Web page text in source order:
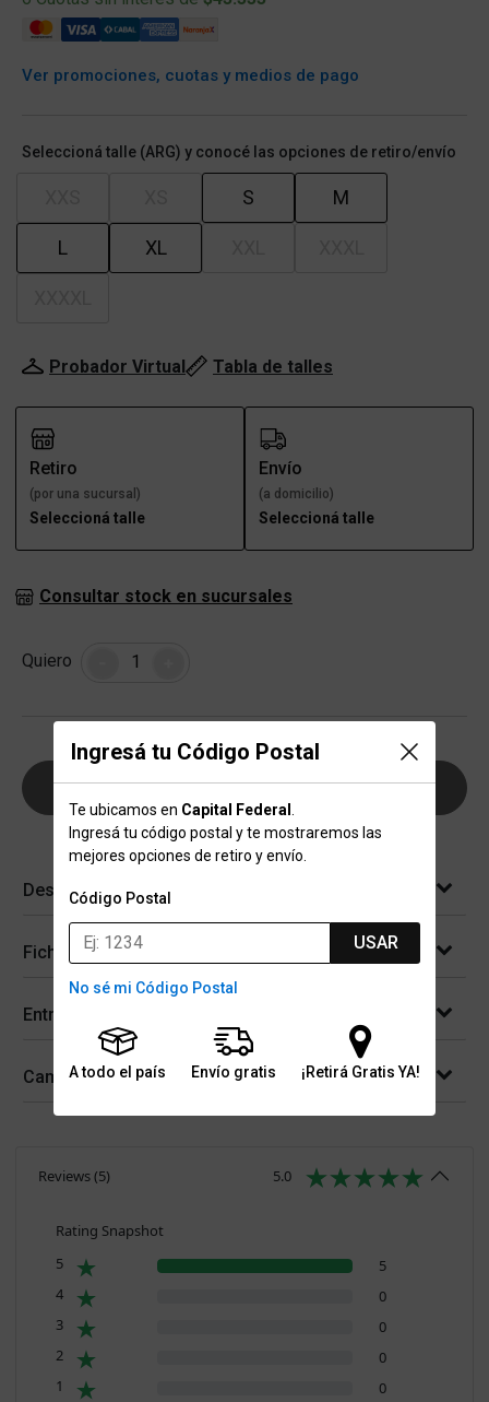
Ingresá tu Código Postal
Te ubicamos en Capital Federal
Ingresá tu código postal y te mostraremos las
mejores opciones de retiro y envío.
Código Postal
USAR
No sé mi Código Postal
A todo el país Envío gratis ¡Retirá Gratis YA!
Ver promociones, cuotas y medios de pago
Seleccioná talle (ARG) y conocé las opciones de retiro/envío
S M
L XL
Probador Virtual Tabla de talles
Retiro
(por una sucursal)
Seleccioná talle
Envío
(a domicilio)
Seleccioná talle
Consultar stock en sucursales
Quiero Cantidad
AGREGAR AL CARRITO
Descripción
Ficha técnica
Entregas
Cambios y devoluciones
Reviews(5) 5.0
Rating Snapshot
5
5
4
0
3
0
2
0
1
0